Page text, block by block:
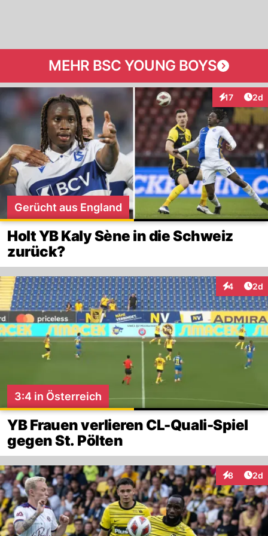
MEHR BSC YOUNG BOYS
17 2d
Gerücht aus England
Holt YB Kaly Sène in die Schweiz
zurück?
4 2d
3:4 in Österreich
YB Frauen verlieren CL-Quali-Spiel
gegen St. Pölten
8 2d